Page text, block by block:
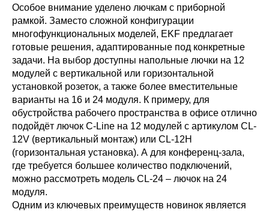
Особое внимание уделено лючкам с приборной
рамкой. Заместо сложной конфигурации
многофункциональных моделей, EKF предлагает
готовые решения, адаптированные под конкретные
задачи. На выбор доступны напольные лючки на 12
модулей с вертикальной или горизонтальной
установкой розеток, а также более вместительные
варианты на 16 и 24 модуля. К примеру, для
обустройства рабочего пространства в офисе отлично
подойдёт лючок C-Line на 12 модулей с артикулом CL-
12V (вертикальный монтаж) или CL-12H
(горизонтальная установка). А для конференц-зала,
где требуется большее количество подключений,
можно рассмотреть модель CL-24 – лючок на 24
модуля.
Одним из ключевых преимуществ новинок является